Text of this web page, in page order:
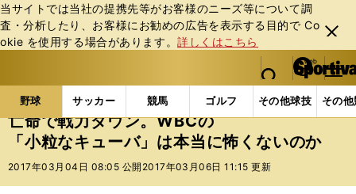
当サイトでは当社の提携先等がお客様のニーズ等について調
査・分析したり、お客様にお勧めの広告を表⽰する⽬的で Co
okie を使⽤する場合があります。詳しくはこちら
閉じ
る
web Sportiva (webスポルティーバ)
検索
マイペ
ー
ジ
メニュ
野球 サッカー 競馬 ゴルフ その他球技 その
b
ス
ポ
ル
野球の記事一覧 プロ野球 亡命で戦力ダウン。WBC
亡命で戦力ダウン。WBCの
「小粒なキューバ」は本当に怖くないのか
2017年03月04日 08:05 公開 2017年03月06日 11:15 更新